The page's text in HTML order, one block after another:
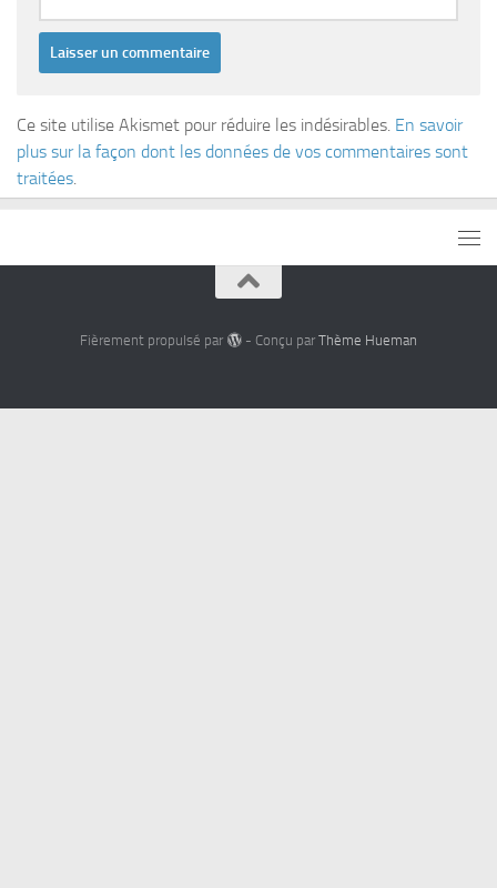
Ce site utilise Akismet pour réduire les indésirables. En savoir
plus sur la façon dont les données de vos commentaires sont
traitées.
Fièrement propulsé par - Conçu par Thème Hueman